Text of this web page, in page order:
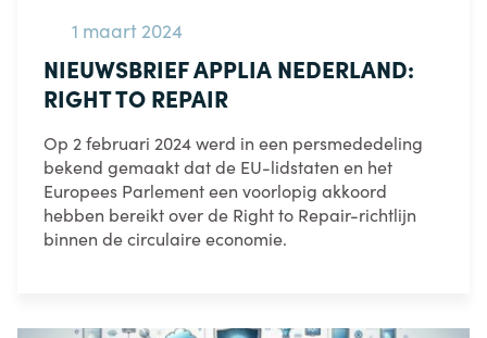
1 maart 2024
NIEUWSBRIEF APPLIA NEDERLAND:
RIGHT TO REPAIR
Op 2 februari 2024 werd in een persmededeling
bekend gemaakt dat de EU-lidstaten en het
Europees Parlement een voorlopig akkoord
hebben bereikt over de Right to Repair-richtlijn
binnen de circulaire economie.